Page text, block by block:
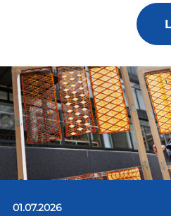
01.07.2026